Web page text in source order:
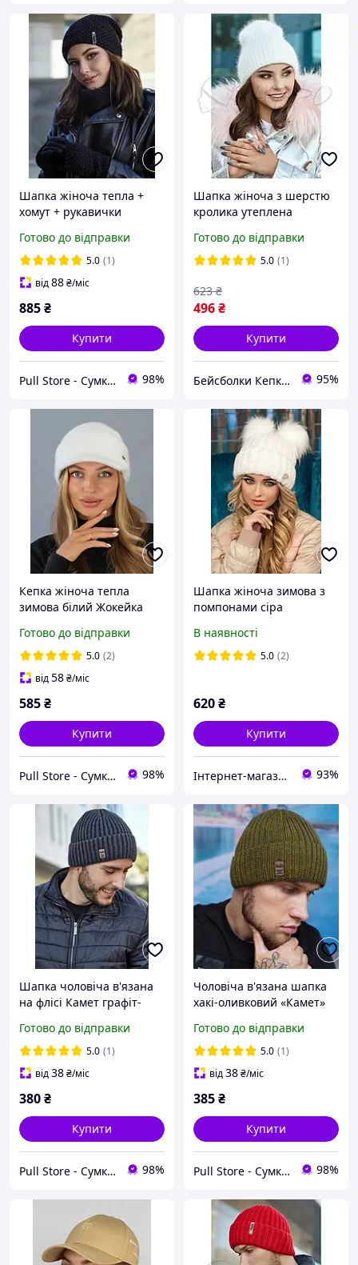
Шапка жіноча тепла +
хомут + рукавички
56-59
Готово до відправки
5.0 (1)
від88₴/міс
885₴
Купити
Pull Store - Cумки, рюкзаки, шапки та інші аксесуари 98%
Шапка жіноча з шерстю
кролика утеплена
відворотом тепла
шапочка Braxton 4936
Готово до відправки
5.0 (1)
496₴
623 ₴
Купити
Бейсболки Кепки Шапки Аксесуари оптом со склада 95%
Кепка жіноча тепла
зимова білий Жокейка
Готово до відправки
5.0 (2)
від58₴/міс
585₴
Купити
Pull Store - Cумки, рюкзаки, шапки та інші аксесуари 98%
Шапка жіноча зимова з
помпонами сіра
В наявності
5.0 (2)
620₴
Купити
Інтернет-магазин "Modnyj look" 93%
Шапка чоловіча в'язана
на флісі Камет графіт-
Готово до відправки
5.0 (1)
від38₴/міс
380₴
Купити
Pull Store - Cумки, рюкзаки, шапки та інші аксесуари 98%
Чоловіча в'язана шапка
хакі-оливковий «Камет»
Готово до відправки
5.0 (1)
від38₴/міс
385₴
Купити
Pull Store - Cумки, рюкзаки, шапки та інші аксесуари 98%